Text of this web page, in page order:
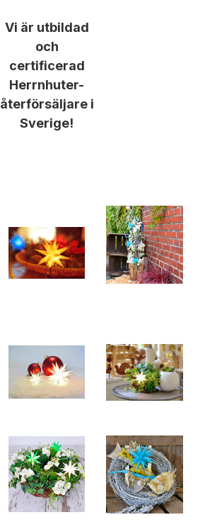
Vi är utbildad
och
certificerad
Herrnhuter-
återförsäljare i
Sverige!